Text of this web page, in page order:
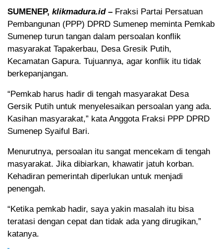
SUMENEP, klikmadura.id– Fraksi Partai Persatuan
Pembangunan (PPP) DPRD Sumenep meminta Pemkab
Sumenep turun tangan dalam persoalan konflik
masyarakat Tapakerbau, Desa Gresik Putih,
Kecamatan Gapura. Tujuannya, agar konflik itu tidak
berkepanjangan.
“Pemkab harus hadir di tengah masyarakat Desa
Gersik Putih untuk menyelesaikan persoalan yang ada.
Kasihan masyarakat,” kata Anggota Fraksi PPP DPRD
Sumenep Syaiful Bari.
Menurutnya, persoalan itu sangat mencekam di tengah
masyarakat. Jika dibiarkan, khawatir jatuh korban.
Kehadiran pemerintah diperlukan untuk menjadi
penengah.
“Ketika pemkab hadir, saya yakin masalah itu bisa
teratasi dengan cepat dan tidak ada yang dirugikan,”
katanya.